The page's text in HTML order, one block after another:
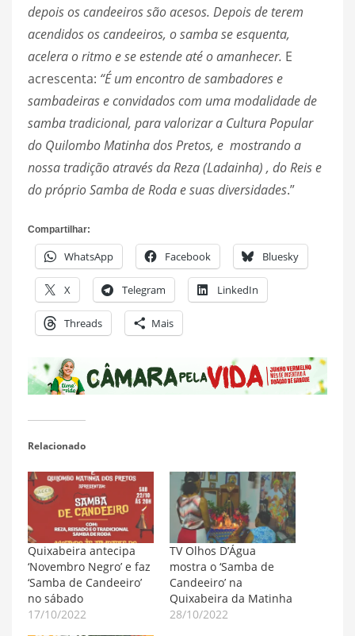
depois os candeeiros são acesos. Depois de terem
acendidos os candeeiros, o samba se esquenta,
acelera o ritmo e se estende até o amanhecer. E
acrescenta: “É um encontro de sambadores e
sambadeiras e convidados com uma modalidade de
samba tradicional, para valorizar a Cultura Popular
do Quilombo Matinha dos Pretos, e mostrando a
nossa tradição através da Reza (Ladainha) , do Reis e
do próprio Samba de Roda e suas diversidades.”
Compartilhar:
WhatsApp Facebook Bluesky
X Telegram LinkedIn
Threads Mais
Relacionado
Quixabeira antecipa
‘Novembro Negro’ e faz
‘Samba de Candeeiro’
no sábado
17/10/2022
TV Olhos D’Água
mostra o ‘Samba de
Candeeiro’ na
Quixabeira da Matinha
28/10/2022